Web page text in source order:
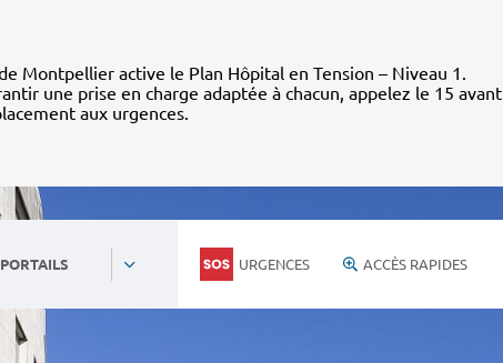
Montpellier active le Plan Hôpital en Tension – Niveau 1.
une prise en charge adaptée à chacun, appelez le 15 avant
aux urgences.
URGENCES ACCÈS RAPIDES